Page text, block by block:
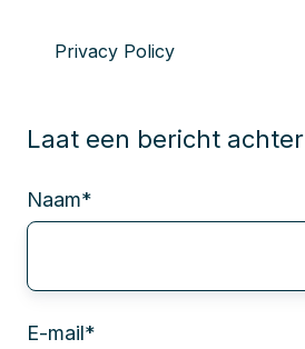
Privacy Policy
Laat een bericht achter
Naam*
E-mail*